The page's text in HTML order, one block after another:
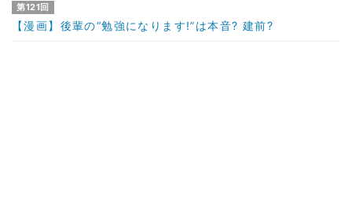
第121回
【漫画】後輩の“勉強になります!”は本音? 建前?